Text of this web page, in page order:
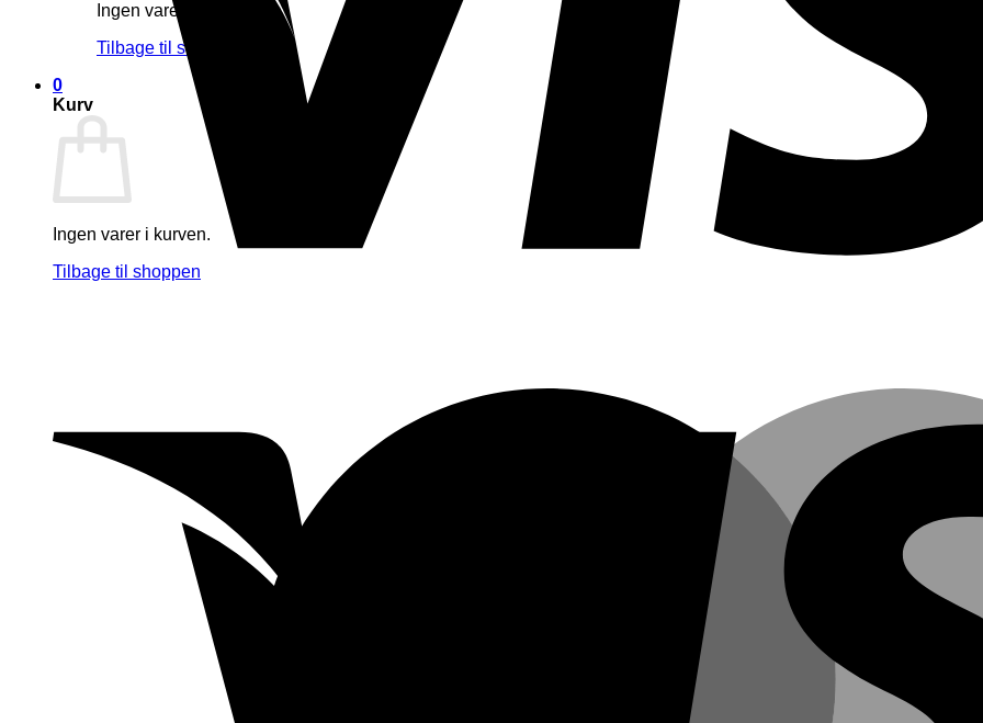
Ingen varer i kurven.
Tilbage til shoppen
0
Kurv
Ingen varer i kurven.
Tilbage til shoppen